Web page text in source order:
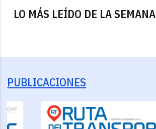
LO MÁS LEÍDO DE LA SEMANA
PUBLICACIONES